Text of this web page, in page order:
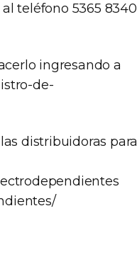
teléfono 5365 8340
ingresando a
de-
distribuidoras para